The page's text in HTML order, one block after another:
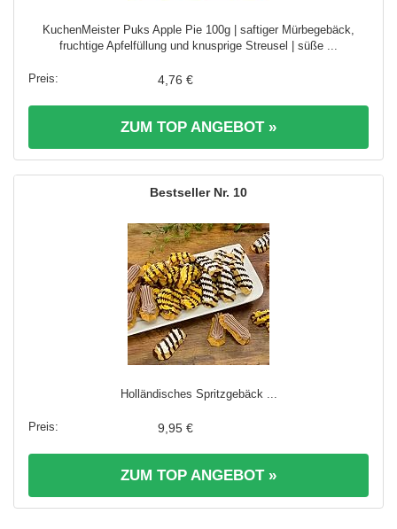
KuchenMeister Puks Apple Pie 100g | saftiger Mürbegebäck,
fruchtige Apfelfüllung und knusprige Streusel | süße ...
4,76 €
ZUM TOP ANGEBOT »
10
Holländisches Spritzgebäck ...
9,95 €
ZUM TOP ANGEBOT »